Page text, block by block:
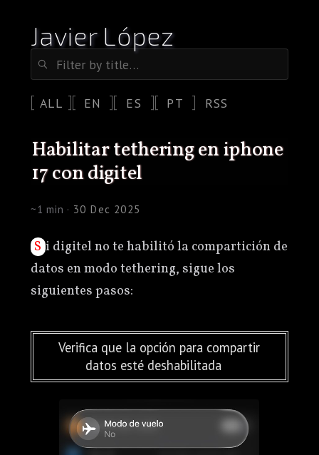
Javier López
ALL EN ES PT RSS
habilitar tethering en iphone
17 con digitel
~1 min · 30 Dec 2025
Si digitel no te habilitó la compartición de
datos en modo tethering, sigue los
siguientes pasos:
Verifica que la opción para compartir
datos esté deshabilitada